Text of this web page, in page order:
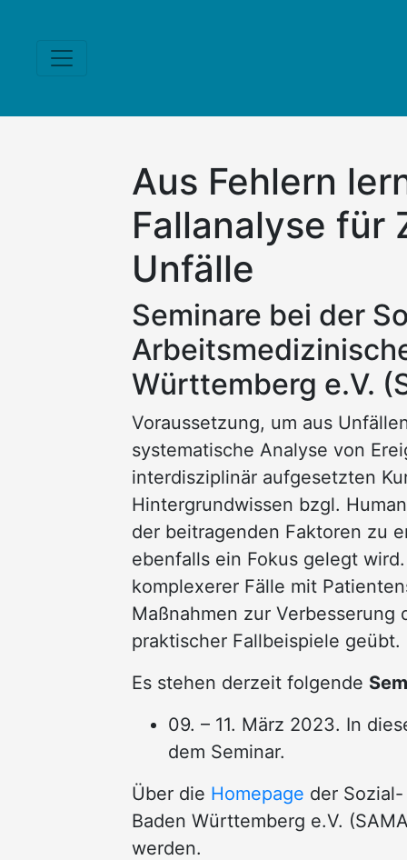
Aus Fehlern
Fallanalyse für
Unfälle
Seminare bei der
Württemberg e.V.
Voraussetzung, um aus
systematische Analyse von
interdisziplinär aufgesetzten
Hintergrundwissen bzgl.
der beitragenden Faktoren zu
ebenfalls ein Fokus gelegt
komplexerer Fälle mit
Maßnahmen zur
praktischer Fallbeispiele geübt.
Es stehen derzeit folgende
09. – 11. März 2023. In
dem Seminar.
Über die Homepage der
Baden Württemberg e.V.
werden.